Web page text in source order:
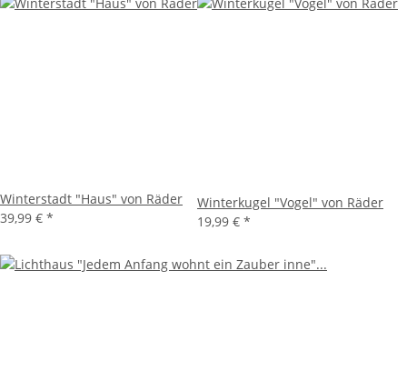
Winterstadt "Haus" von Räder
39,99 € *
Winterkugel "Vogel" von Räder
19,99 € *